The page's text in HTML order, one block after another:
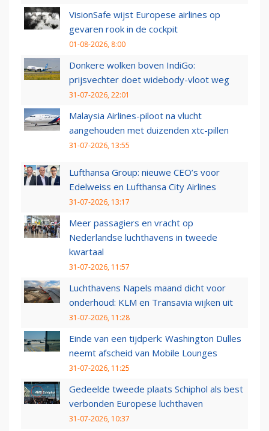
VisionSafe wijst Europese airlines op
gevaren rook in de cockpit
01-08-2026, 8:00
Donkere wolken boven IndiGo:
prijsvechter doet widebody-vloot weg
31-07-2026, 22:01
Malaysia Airlines-piloot na vlucht
aangehouden met duizenden xtc-pillen
31-07-2026, 13:55
Lufthansa Group: nieuwe CEO’s voor
Edelweiss en Lufthansa City Airlines
31-07-2026, 13:17
Meer passagiers en vracht op
Nederlandse luchthavens in tweede
kwartaal
31-07-2026, 11:57
Luchthavens Napels maand dicht voor
onderhoud: KLM en Transavia wijken uit
31-07-2026, 11:28
Einde van een tijdperk: Washington Dulles
neemt afscheid van Mobile Lounges
31-07-2026, 11:25
Gedeelde tweede plaats Schiphol als best
verbonden Europese luchthaven
31-07-2026, 10:37